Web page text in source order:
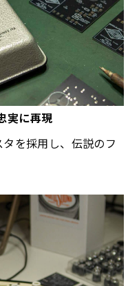
実に再現
を採用し、伝説のフ